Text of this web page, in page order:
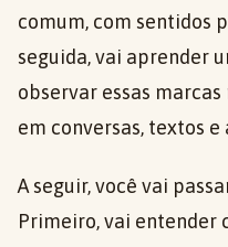
comum, com sentidos
seguida, vai aprender
observar essas
em conversas, textos
A seguir, você vai
Primeiro, vai entender